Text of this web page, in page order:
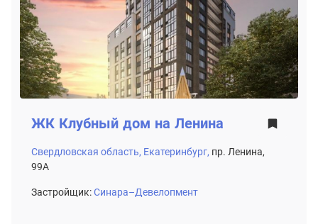
ЖК Клубный дом на Ленина
Свердловская область, Екатеринбург, пр. Ленина,
99А
Застройщик:Синара–Девелопмент